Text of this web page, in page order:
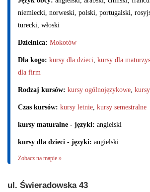
niemiecki, norweski, polski, portugalski,
turecki, włoski
Dzielnica: Mokotów
Dla kogo: kursy dla dzieci kursy dla
dla firm
Rodzaj kursów: kursy ogólnojęzykowe
Czas kursów: kursy letnie kursy semestralne
kursy maturalne - języki: angielski
kursy dla dzieci - języki: angielski
Zobacz na mapie »
ul. Świeradowska 43